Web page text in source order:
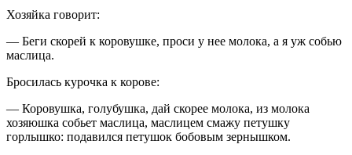
Хозяйка говорит:
— Беги скорей к коровушке, проси у нее молока, а я уж собью
маслица.
Бросилась курочка к корове:
— Коровушка, голубушка, дай скорее молока, из молока
хозяюшка собьет маслица, маслицем смажу петушку
горлышко: подавился петушок бобовым зернышком.